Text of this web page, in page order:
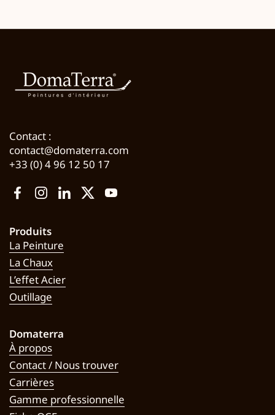
Contact :
contact@domaterra.com
+33 (0) 4 96 12 50 17
FacebookInstagram
LinkedIn
TwitterYouTube
Produits
La Peinture
La Chaux
L’effet Acier
Outillage
Domaterra
À propos
Contact / Nous trouver
Carrières
Gamme professionnelle